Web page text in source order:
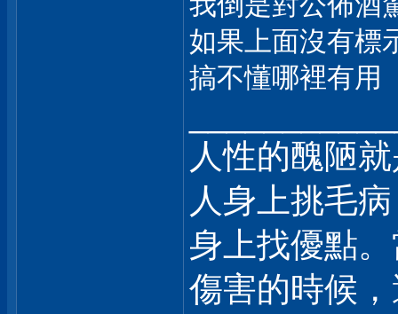
如果上面沒有標
搞不懂哪裡有用
人性的醜陋
人身上挑毛
身上找優點
傷害的時候